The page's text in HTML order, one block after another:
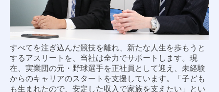
すべてを注ぎ込んだ競技を離れ、新たな人生を歩もうと
するアスリートを、当社は全力でサポートします。現
在、実業団の元・野球選手を正社員として迎え、未経験
からのキャリアのスタートを支援しています。「子ども
も生まれたので、安定した収入で家族を支えたい」とい